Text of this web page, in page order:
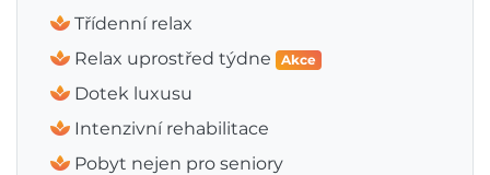
Třídenní relax
Relax uprostřed týdne
Akce
Dotek luxusu
Intenzivní rehabilitace
Pobyt nejen pro seniory